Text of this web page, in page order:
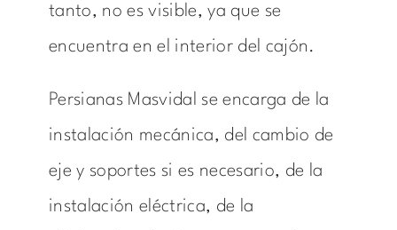
tanto, no es visible, ya que se
encuentra en el interior del cajón.
Persianas Masvidal se encarga de la
instalación mecánica, del cambio de
eje y soportes si es necesario, de la
instalación eléctrica, de la